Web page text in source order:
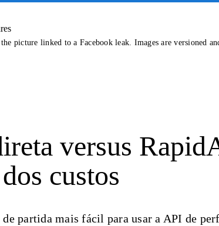
picture linked to a Facebook leak. Images are versioned
versus
custos
partida mais fácil para usar a API de